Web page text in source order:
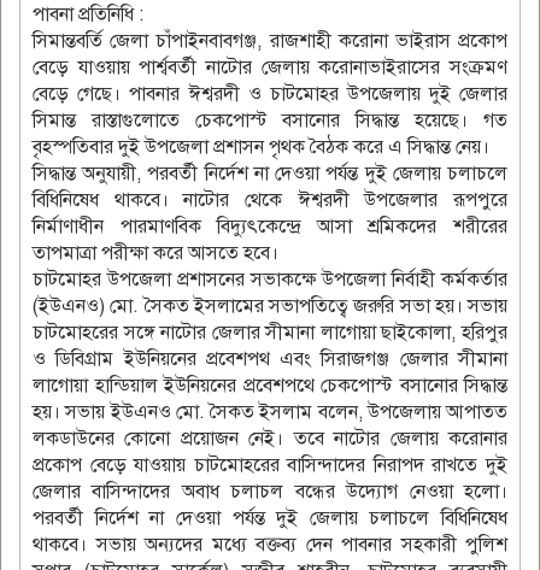
পাবনা প্রতিনিধি :
সিমান্তবর্তি জেলা চাঁপাইনবাবগঞ্জ, রাজশাহী করোনা ভাইরাস প্রকোপ
বেড়ে যাওয়ায় পার্শ্ববর্তী নাটোর জেলায় করোনাভাইরাসের সংক্রমণ
বেড়ে গেছে। পাবনার ঈশ্বরদী ও চাটমোহর উপজেলায় দুই জেলার
সিমান্ত রাস্তাগুলোতে চেকপোস্ট বসানোর সিদ্ধান্ত হয়েছে। গত
বৃহস্পতিবার দুই উপজেলা প্রশাসন পৃথক বৈঠক করে এ সিদ্ধান্ত নেয়।
সিদ্ধান্ত অনুযায়ী, পরবর্তী নির্দেশ না দেওয়া পর্যন্ত দুই জেলায় চলাচলে
বিধিনিষেধ থাকবে। নাটোর থেকে ঈশ্বরদী উপজেলার রূপপুরে
নির্মাণাধীন পারমাণবিক বিদ্যুৎকেন্দ্রে আসা শ্রমিকদের শরীরের
তাপমাত্রা পরীক্ষা করে আসতে হবে।
চাটমোহর উপজেলা প্রশাসনের সভাকক্ষে উপজেলা নির্বাহী কর্মকর্তার
(ইউএনও) মো. সৈকত ইসলামের সভাপতিত্বে জরুরি সভা হয়। সভায়
চাটমোহরের সঙ্গে নাটোর জেলার সীমানা লাগোয়া ছাইকোলা, হরিপুর
ও ডিবিগ্রাম ইউনিয়নের প্রবেশপথ এবং সিরাজগঞ্জ জেলার সীমানা
লাগোয়া হান্ডিয়াল ইউনিয়নের প্রবেশপথে চেকপোস্ট বসানোর সিদ্ধান্ত
হয়। সভায় ইউএনও মো. সৈকত ইসলাম বলেন, উপজেলায় আপাতত
লকডাউনের কোনো প্রয়োজন নেই। তবে নাটোর জেলায় করোনার
প্রকোপ বেড়ে যাওয়ায় চাটমোহরের বাসিন্দাদের নিরাপদ রাখতে দুই
জেলার বাসিন্দাদের অবাধ চলাচল বন্ধের উদ্যোগ নেওয়া হলো।
পরবর্তী নির্দেশ না দেওয়া পর্যন্ত দুই জেলায় চলাচলে বিধিনিষেধ
থাকবে। সভায় অন্যদের মধ্যে বক্তব্য দেন পাবনার সহকারী পুলিশ